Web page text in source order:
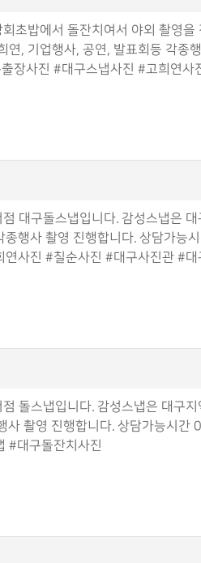
초밥에서 돌잔치여서 야외 촬영
연, 기업행사, 공연, 발표회등 각
장사진 #대구스냅사진 #고희연
대구돌스냅입니다. 감성스냅은
종행사 촬영 진행합니다. 상담가
사진 #칠순사진 #대구사진관 #
돌스냅입니다. 감성스냅은 대구
사 촬영 진행합니다. 상담가능
#대구돌잔치사진